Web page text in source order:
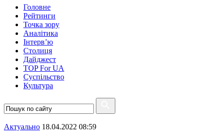
Головне
Рейтинги
Точка зору
Аналітика
Інтерв’ю
Столиця
Дайджест
TOP For UA
Суспiльство
Культура
Актуально 18.04.2022 08:59